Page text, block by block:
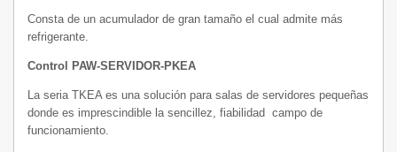
Consta de un acumulador de gran tamaño el cual admite más
refrigerante.
Control PAW-SERVIDOR-PKEA
La seria TKEA es una solución para salas de servidores pequeñas
donde es imprescindible la sencillez, fiabilidad campo de
funcionamiento.